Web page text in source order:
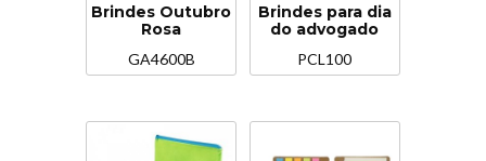
Brindes Outubro
Rosa
GA4600B
Brindes para dia
do advogado
PCL100